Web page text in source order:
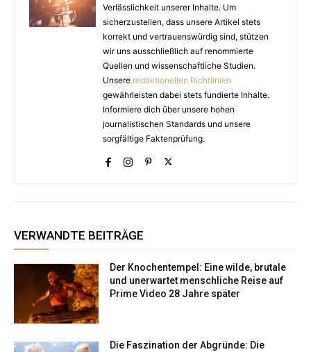
Verlässlichkeit unserer Inhalte. Um
sicherzustellen, dass unsere Artikel stets
korrekt und vertrauenswürdig sind, stützen
wir uns ausschließlich auf renommierte
Quellen und wissenschaftliche Studien.
Unsere redaktionellen Richtlinien
gewährleisten dabei stets fundierte Inhalte.
Informiere dich über unsere hohen
journalistischen Standards und unsere
sorgfältige Faktenprüfung.
VERWANDTE BEITRÄGE
Der Knochentempel: Eine wilde, brutale
und unerwartet menschliche Reise auf
Prime Video 28 Jahre später
Die Faszination der Abgründe: Die